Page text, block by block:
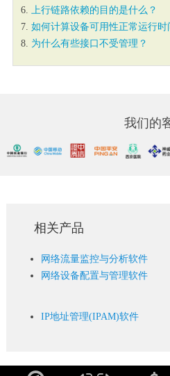
上行链路依赖的目的是什么？
如何计算设备可用性正常运行时
为什么有些接口不受管理？
我们的
相关产品
网络流量监控与分析软件
网络设备配置与管理软件
IP地址管理(IPAM)软件